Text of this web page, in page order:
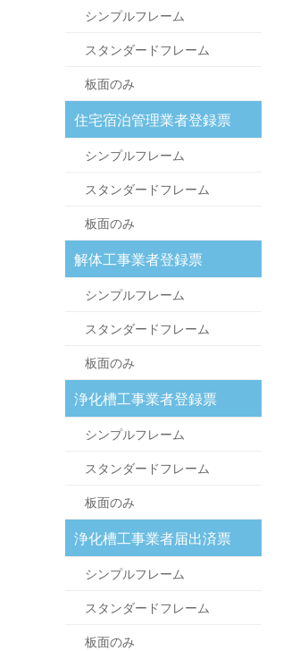
シンプルフレーム
スタンダードフレーム
板面のみ
住宅宿泊管理業者登録票
シンプルフレーム
スタンダードフレーム
板面のみ
解体工事業者登録票
シンプルフレーム
スタンダードフレーム
板面のみ
浄化槽工事業者登録票
シンプルフレーム
スタンダードフレーム
板面のみ
浄化槽工事業者届出済票
シンプルフレーム
スタンダードフレーム
板面のみ